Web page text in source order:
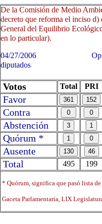
De la Comisión de Medio
decreto que reforma el inciso
General del Equilibrio
en lo particular).
04/27/2006 Oprima
diputados
Votos Total PRI
Favor
Contra
Abstención
Quórum *
Ausente
Total
495 199
* Quórum, significa que pasó lista
Gaceta Parlamentaria, LIX